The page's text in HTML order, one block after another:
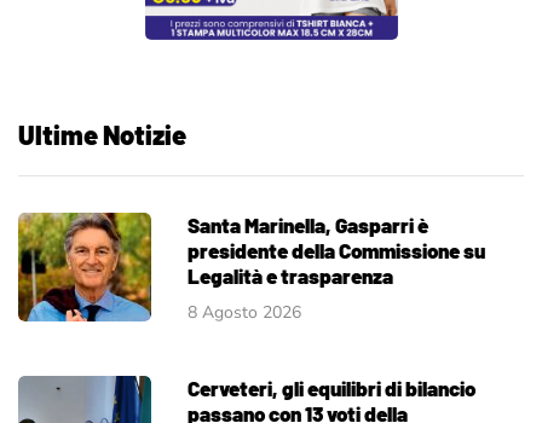
Ultime Notizie
Santa Marinella, Gasparri è
presidente della Commissione su
Legalità e trasparenza
8 Agosto 2026
Cerveteri, gli equilibri di bilancio
passano con 13 voti della